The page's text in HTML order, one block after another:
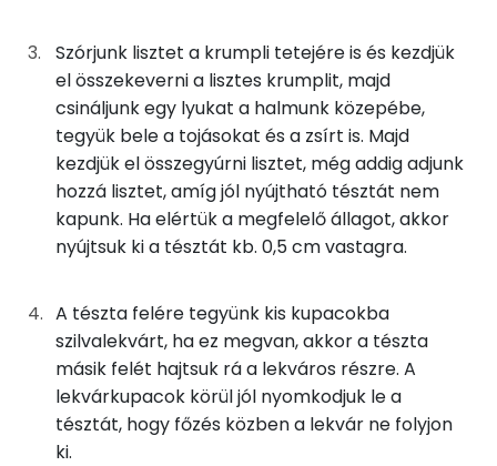
3g sertészsír
27 kcal
20g szilvalekvár
31 kcal
20g zsemlemorzsa
79 kcal
1gporcukor 5 kcal
Összesen 650 kcal
Nátrium
Kálcium
Magnézium
Szelén
Kolin:
C vitamin:
Niacin - B3 vitamin:
Szórjunk lisztet a krumpli tetejére is és kezdjük
el összekeverni a lisztes krumplit, majd
csináljunk egy lyukat a halmunk közepébe,
tegyük bele a tojásokat és a zsírt is. Majd
kezdjük el összegyúrni lisztet, még addig adjunk
hozzá lisztet, amíg jól nyújtható tésztát nem
kapunk. Ha elértük a megfelelő állagot, akkor
nyújtsuk ki a tésztát kb. 0,5 cm vastagra.
A tészta felére tegyünk kis kupacokba
szilvalekvárt, ha ez megvan, akkor a tészta
másik felét hajtsuk rá a lekváros részre. A
lekvárkupacok körül jól nyomkodjuk le a
tésztát, hogy főzés közben a lekvár ne folyjon
ki.